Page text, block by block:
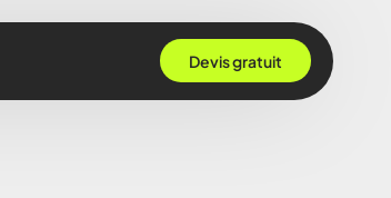
Devis gratuit